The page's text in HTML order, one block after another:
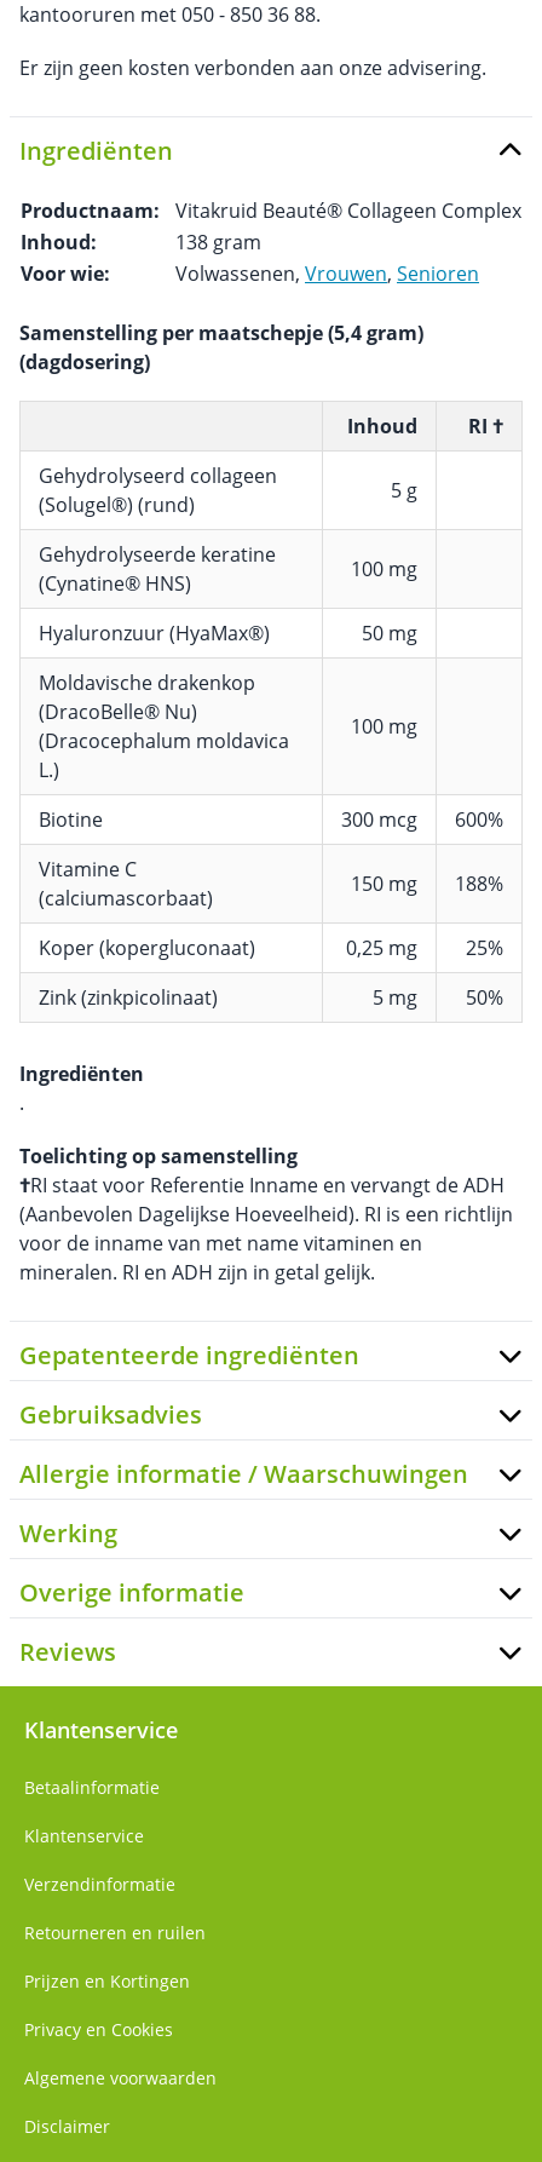
kantooruren met 050 - 850 36 88.
Er zijn geen kosten verbonden aan onze advisering.
Ingrediënten
Productnaam:
Vitakruid Beauté® Collageen Complex
Inhoud:
138 gram
Voor wie:
Volwassenen, Vrouwen, Senioren
Samenstelling per maatschepje (5,4 gram)
(dagdosering)
Inhoud
RI †
Gehydrolyseerd collageen
(Solugel®) (rund)
5 g
Gehydrolyseerde keratine
(Cynatine® HNS)
100 mg
Hyaluronzuur (HyaMax®)
50 mg
Moldavische drakenkop
(DracoBelle® Nu)
(Dracocephalum moldavica
L.)
100 mg
Biotine 300 mcg
600%
Vitamine C
(calciumascorbaat)
150 mg 188%
Koper (kopergluconaat) 0,25 mg
25%
Zink (zinkpicolinaat)
5 mg 50%
Ingrediënten
.
Toelichting op samenstelling
†RI staat voor Referentie Inname en vervangt de ADH
(Aanbevolen Dagelijkse Hoeveelheid). RI is een richtlijn
voor de inname van met name vitaminen en
mineralen. RI en ADH zijn in getal gelijk.
Gepatenteerde ingrediënten
Gebruiksadvies
Allergie informatie / Waarschuwingen
Werking
Overige informatie
Reviews
Klantenservice
Betaalinformatie
Klantenservice
Verzendinformatie
Retourneren en ruilen
Prijzen en Kortingen
Privacy en Cookies
Algemene voorwaarden
Disclaimer